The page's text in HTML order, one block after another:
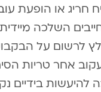
חריג או הופעת
השלכה
לרשום על
אחר טריות
להיעשות בידיים